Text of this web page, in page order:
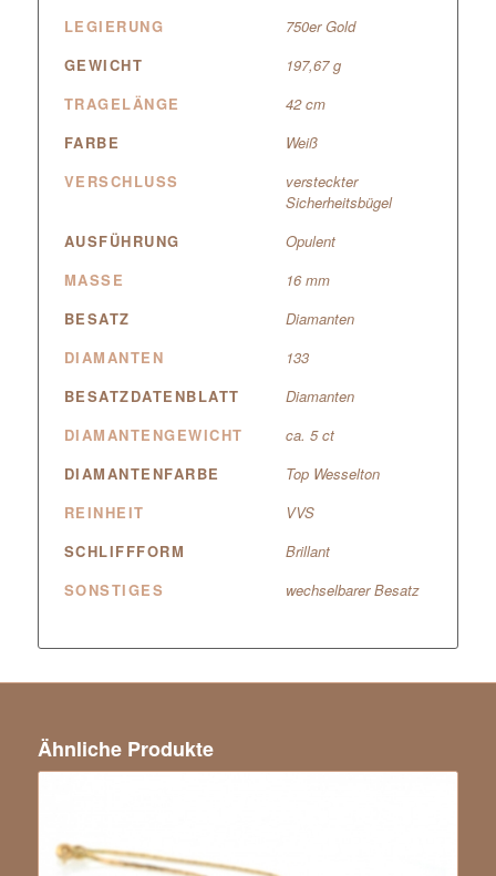
LEGIERUNG
750er Gold
GEWICHT
197,67 g
TRAGELÄNGE
42 cm
FARBE
Weiß
VERSCHLUSS
versteckter
Sicherheitsbügel
AUSFÜHRUNG
Opulent
MASSE
16 mm
BESATZ
Diamanten
DIAMANTEN
133
BESATZDATENBLATT
Diamanten
DIAMANTENGEWICHT
ca. 5 ct
DIAMANTENFARBE
Top Wesselton
REINHEIT
VVS
SCHLIFFFORM
Brillant
SONSTIGES
wechselbarer Besatz
Ähnliche Produkte